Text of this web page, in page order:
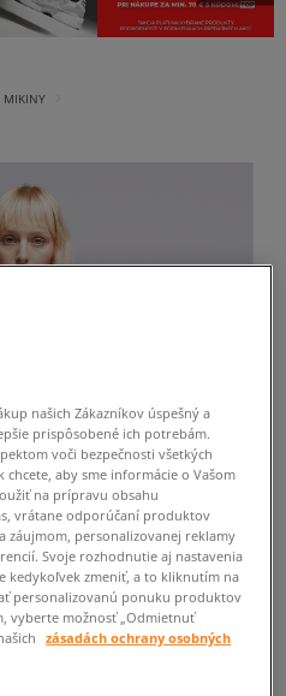
MIKINY
našich Zákazníkov úspešný a
prispôsobené ich potrebám.
voči bezpečnosti všetkých
chcete, aby sme informácie o Vašom
na prípravu obsahu
vrátane odporúčaní produktov
záujmom, personalizovanej reklamy
Svoje rozhodnutie aj nastavenia
kedykoľvek zmeniť, a to kliknutím na
personalizovanú ponuku produktov
vyberte možnosť „Odmietnuť
zásadách ochrany osobných